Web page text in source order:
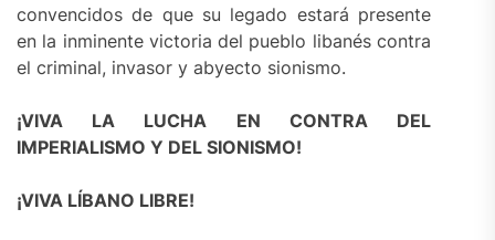
convencidos de que su legado estará presente
en la inminente victoria del pueblo libanés contra
el criminal, invasor y abyecto sionismo.
¡VIVA LA LUCHA EN CONTRA DEL
IMPERIALISMO Y DEL SIONISMO!
¡VIVA LÍBANO LIBRE!